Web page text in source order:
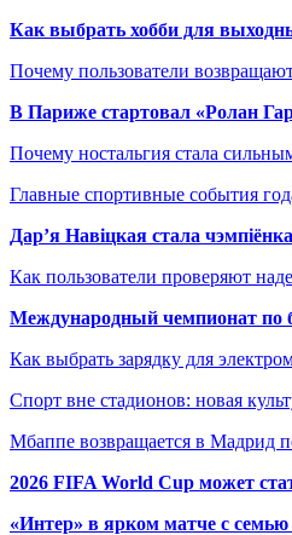
Как выбрать хобби для
Почему пользователи
В Париже стартовал «Ролан
Почему ностальгия стала
Главные спортивные события
Дар’я Навіцкая стала
Как пользователи проверяют
Международный чемпионат по
Как выбрать зарядку для
Спорт вне стадионов: новая
Мбаппе возвращается в Мадрид
2026 FIFA World Cup может
«Интер» в ярком матче с